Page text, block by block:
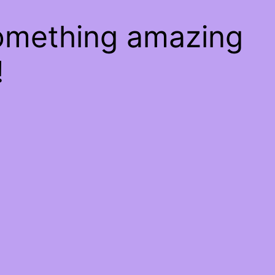
amazing